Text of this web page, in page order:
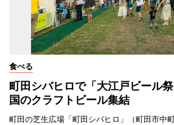
食べる
町田シバヒロで「大江戸ビー
国のクラフトビール集結
町田の芝生広場「町田シバヒロ」（町田市中